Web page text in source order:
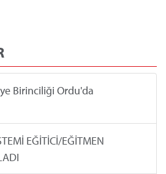
Birinciliği Ordu'da
EĞİTİCİ/EĞİTMEN